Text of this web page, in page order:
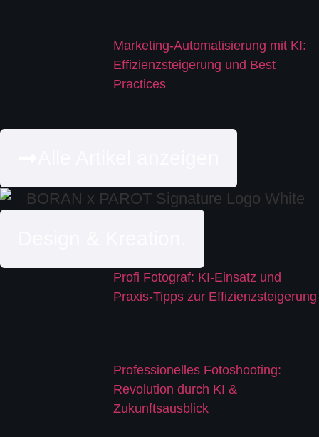
Marketing-Automatisierung mit KI:
Effizienzsteigerung und Best
Practices
Profi Fotograf: KI-Einsatz und
Praxis-Tipps zur Effizienzsteigerung
Professionelles Fotoshooting:
Revolution durch KI &
Zukunftsausblick